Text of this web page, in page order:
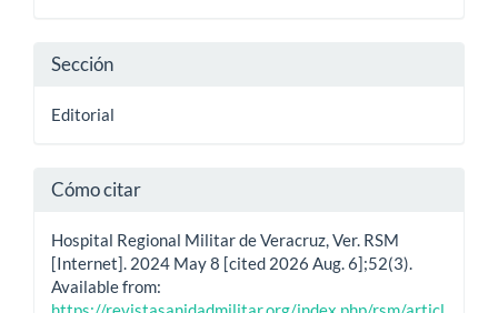
Sección
Editorial
Cómo citar
Hospital Regional Militar de Veracruz, Ver. RSM
[Internet]. 2024 May 8 [cited 2026 Aug. 6];52(3).
Available from: